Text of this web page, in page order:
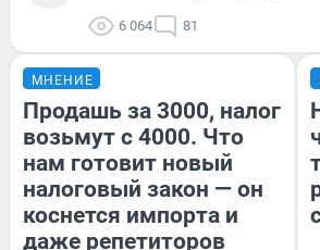
6 064 81
МНЕНИЕ
Продашь за 3000, налог
возьмут с 4000. Что
нам готовит новый
налоговый закон — он
коснется импорта и
даже репетиторов